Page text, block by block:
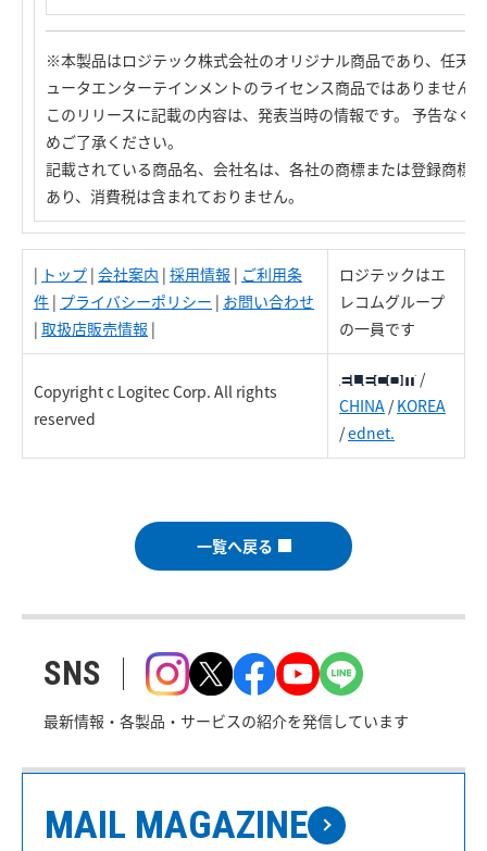
※本製品はロジテック株式会社のオリジナル商品であり、任天
ュータエンターテインメントのライセンス商品ではありません。
このリリースに記載の内容は、発表当時の情報です。 予告なく
めご了承ください。
記載されている商品名、会社名は、各社の商標または登録商標
あり、消費税は含まれておりません。
| トップ | 会社案内 | 採用情報 | ご利用条
件 | プライバシーポリシー | お問い合わせ
| 取扱店販売情報 |
ロジテックはエ
レコムグループ
の一員です
Copyright c Logitec Corp. All rights
reserved
/
CHINA /KOREA
/ednet.
一覧へ戻る
SNS
最新情報・各製品・サービスの紹介を発信しています
MAIL MAGAZINE